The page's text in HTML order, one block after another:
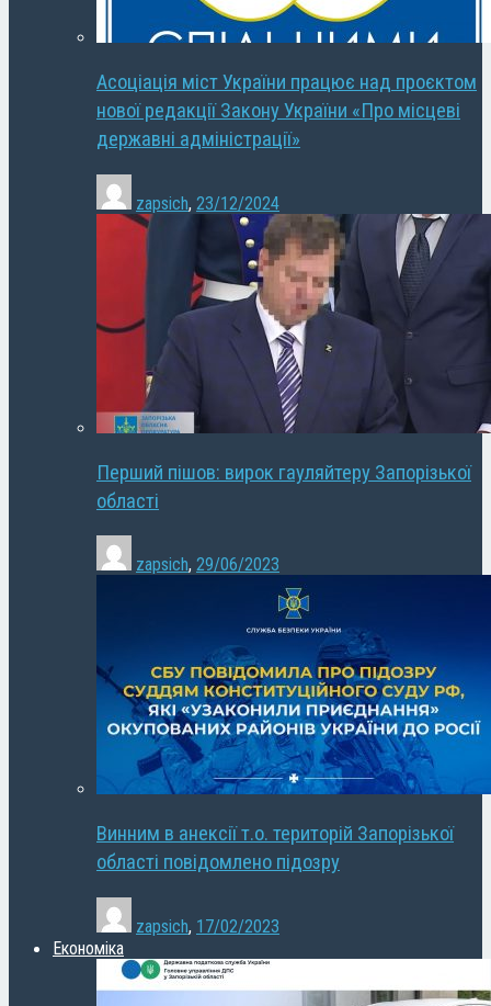
Асоціація міст України працює над проєктом
нової редакції Закону України «Про місцеві
державні адміністрації»
zapsich, 23/12/2024
Перший пішов: вирок гауляйтеру Запорізької
області
zapsich, 29/06/2023
Винним в анексії т.о. територій Запорізької
області повідомлено підозру
zapsich, 17/02/2023
Економіка